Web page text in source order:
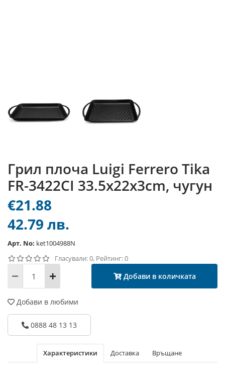
Грил плоча Luigi Ferrero Tika
FR-3422CI 33.5x22x3cm, чугун
€21.88
42.79 лв.
Арт. No: ket1004988N
Гласували: 0, Рейтинг: 0
Добави в количката
Добави в любими
0888 48 13 13
Характеристики Доставка Връщане